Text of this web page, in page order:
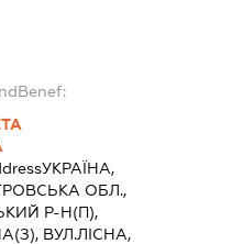
УКРАЇНА,
ОБЛ.,
Р-Н(П),
ВУЛ.ЛІСНА,